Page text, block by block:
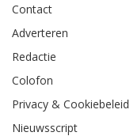
Contact
Adverteren
Redactie
Colofon
Privacy & Cookiebeleid
Nieuwsscript